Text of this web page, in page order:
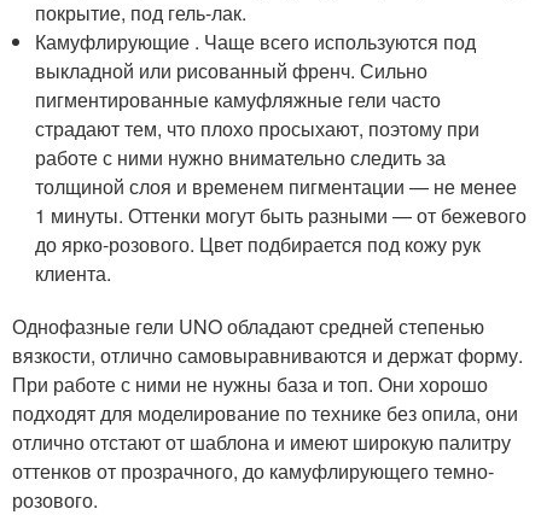
покрытие, под гель-лак.
Камуфлирующие . Чаще всего используются под
выкладной или рисованный френч. Сильно
пигментированные камуфляжные гели часто
страдают тем, что плохо просыхают, поэтому при
работе с ними нужно внимательно следить за
толщиной слоя и временем пигментации — не менее
1 минуты. Оттенки могут быть разными — от бежевого
до ярко-розового. Цвет подбирается под кожу рук
клиента.
Однофазные гели UNO обладают средней степенью
вязкости, отлично самовыравниваются и держат форму.
При работе с ними не нужны база и топ. Они хорошо
подходят для моделирование по технике без опила, они
отлично отстают от шаблона и имеют широкую палитру
оттенков от прозрачного, до камуфлирующего темно-
розового.